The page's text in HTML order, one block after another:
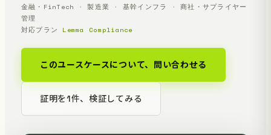
金融・FinTech · 製造業 · 基幹インフラ · 商社・サプライヤー
管理
対応プラン Lemma Compliance
このユースケースについて、問い合わせる
証明を1件、検証してみる